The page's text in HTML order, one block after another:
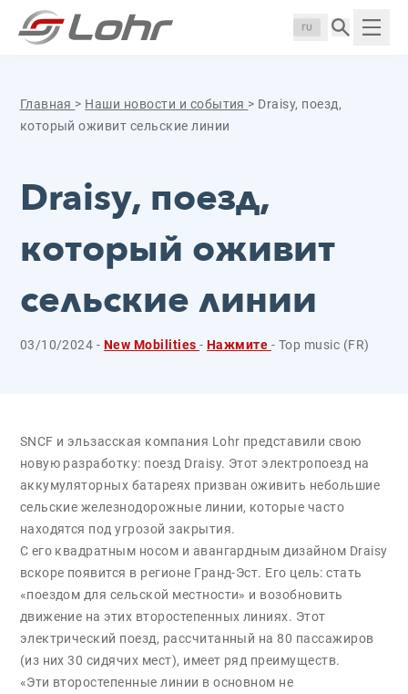
Перейти к содержанию
Langue :
Главная > Наши новости и события > Draisy, поезд,
который оживит сельские линии
Draisy, поезд,
который оживит
сельские линии
03/10/2024 - New Mobilities-Нажмите - Top music (FR)
SNCF и эльзасская компания Lohr представили свою
новую разработку: поезд Draisy. Этот электропоезд на
аккумуляторных батареях призван оживить небольшие
сельские железнодорожные линии, которые часто
находятся под угрозой закрытия.
С его квадратным носом и авангардным дизайном Draisy
вскоре появится в регионе Гранд-Эст. Его цель: стать
«поездом для сельской местности» и возобновить
движение на этих второстепенных линиях. Этот
электрический поезд, рассчитанный на 80 пассажиров
(из них 30 сидячих мест), имеет ряд преимуществ.
«Эти второстепенные линии в основном не
Панель управления cookies